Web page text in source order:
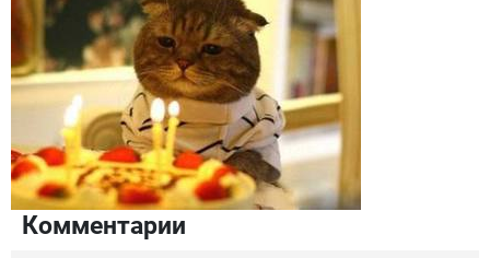
Комментарии